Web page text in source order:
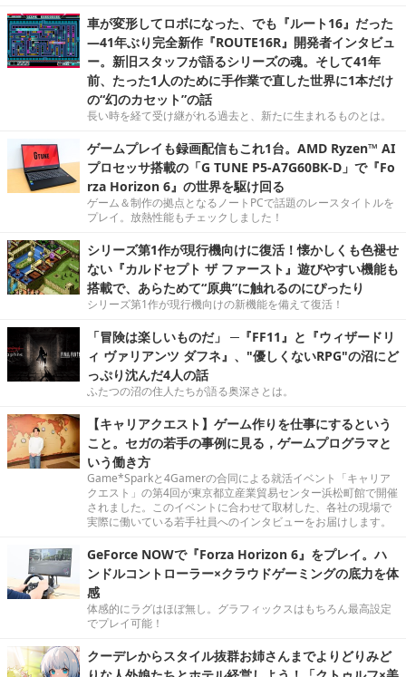
車が変形してロボになった、でも『ルート16』だった
―41年ぶり完全新作『ROUTE16R』開発者インタビュ
ー。新旧スタッフが語るシリーズの魂。そして41年
前、たった1人のために手作業で直した世界に1本だけ
の“幻のカセット”の話
長い時を経て受け継がれる過去と、新たに生まれるものとは。
ゲームプレイも録画配信もこれ1台。AMD Ryzen™ AI
プロセッサ搭載の「G TUNE P5-A7G60BK-D」で『Fo
rza Horizon 6』の世界を駆け回る
ゲーム＆制作の拠点となるノートPCで話題のレースタイトルを
プレイ。放熱性能もチェックしました！
シリーズ第1作が現行機向けに復活！懐かしくも色褪せ
ない『カルドセプト ザ ファースト』遊びやすい機能も
搭載で、あらためて“原典”に触れるのにぴったり
シリーズ第1作が現行機向けの新機能を備えて復活！
「冒険は楽しいものだ」 ─『FF11』と『ウィザードリ
ィ ヴァリアンツ ダフネ』、"優しくないRPG"の沼にど
っぷり沈んだ4人の話
ふたつの沼の住人たちが語る奥深さとは。
【キャリアクエスト】ゲーム作りを仕事にするという
こと。セガの若手の事例に見る，ゲームプログラマと
いう働き方
Game*Sparkと4Gamerの合同による就活イベント「キャリア
クエスト」の第4回が東京都立産業貿易センター浜松町館で開催
されました。このイベントに合わせて取材した、各社の現場で
実際に働いている若手社員へのインタビューをお届けします。
GeForce NOWで『Forza Horizon 6』をプレイ。ハ
ンドルコントローラー×クラウドゲーミングの底力を体
感
体感的にラグはほぼ無し。グラフィックスはもちろん最高設定
でプレイ可能！
クーデレからスタイル抜群お姉さんまでよりどりみど